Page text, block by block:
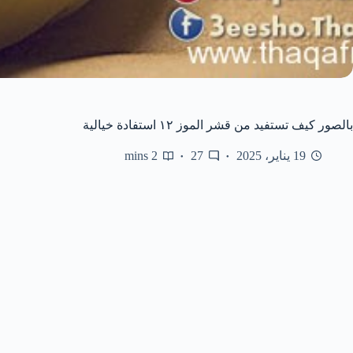
بالصور كيف تستفيد من قشر الموز ١٢ استفادة خيالية
19 يناير، 2025 27
2 mins